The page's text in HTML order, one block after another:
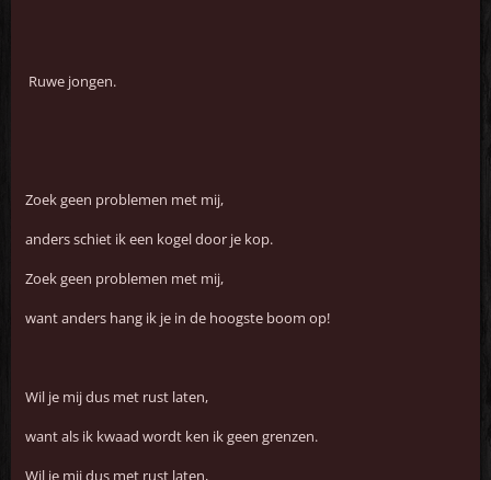
Ruwe jongen.
Zoek geen problemen met mij,
anders schiet ik een kogel door je kop.
Zoek geen problemen met mij,
want anders hang ik je in de hoogste boom op!
Wil je mij dus met rust laten,
want als ik kwaad wordt ken ik geen grenzen.
Wil je mij dus met rust laten,